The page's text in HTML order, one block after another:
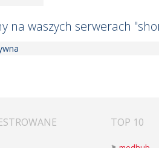
na waszych serwerach
TOP 10